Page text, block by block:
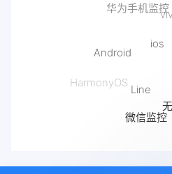
快
抖音监控
HarmonyOS
微信监控